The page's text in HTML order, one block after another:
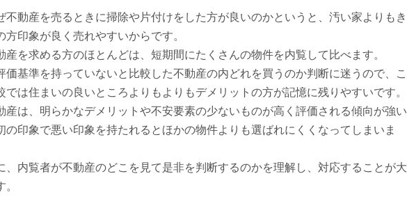
不動産を売るときに掃除や片付けをした方が良いのかというと、汚い家よりもき
方印象が良く売れやすいからです。
産を求める方のほとんどは、短期間にたくさんの物件を内覧して比べます。
価基準を持っていないと比較した不動産の内どれを買うのか判断に迷うので、こ
では住まいの良いところよりもよりもデメリットの方が記憶に残りやすいです。
産は、明らかなデメリットや不安要素の少ないものが高く評価される傾向が強い
の印象で悪い印象を持たれるとほかの物件よりも選ばれにくくなってしまいま
、内覧者が不動産のどこを見て是非を判断するのかを理解し、対応することが大